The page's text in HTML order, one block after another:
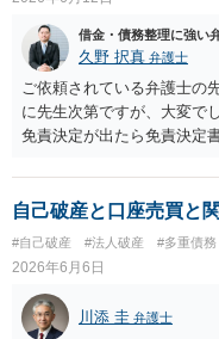
借金・債務整理に強い
久野 択真 弁護士
ご依頼されている弁護士の
に先生次第ですが、大変で
免責決定が出たら免責決定
自己破産と口座売買と
#自己破産 #法人破産 #多重債務
2026年6月6日
川添 圭 弁護士